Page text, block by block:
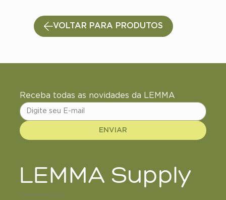
VOLTAR PARA PRODUTOS
Receba todas as novidades da LEMMA
ENVIAR
LEMMA Supply
+18 de anos de ciência e inovação